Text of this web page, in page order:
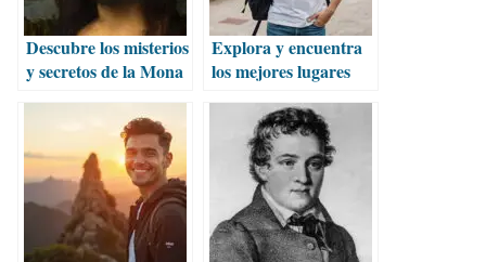
Descubre los misterios
y secretos de la Mona
Explora y encuentra
los mejores lugares
en tu ciudad